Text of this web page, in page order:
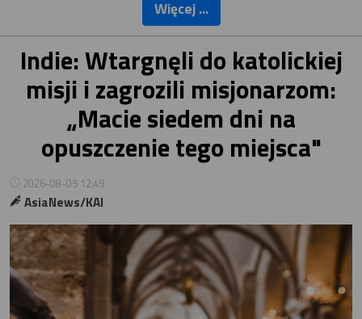
Więcej ...
Indie: Wtargnęli do katolickiej
misji i zagrozili misjonarzom:
„Macie siedem dni na
opuszczenie tego miejsca"
2026-08-05 12:49
AsiaNews/KAI